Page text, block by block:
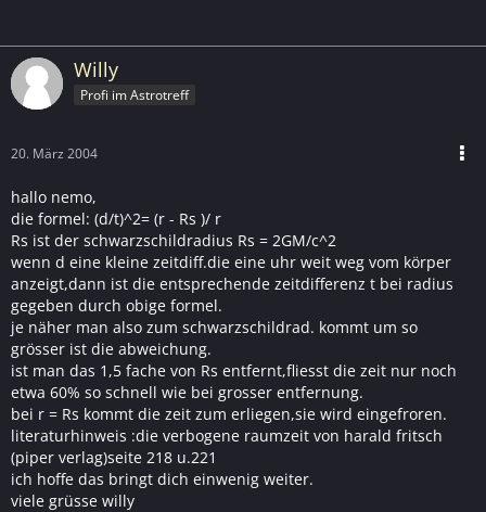
Willy
Profi im Astrotreff
20. März 2004
hallo nemo,
die formel: (d/t)^2= (r - Rs )/ r
Rs ist der schwarzschildradius Rs = 2GM/c^2
wenn d eine kleine zeitdiff.die eine uhr weit weg vom körper
anzeigt,dann ist die entsprechende zeitdifferenz t bei radius
gegeben durch obige formel.
je näher man also zum schwarzschildrad. kommt um so
grösser ist die abweichung.
ist man das 1,5 fache von Rs entfernt,fliesst die zeit nur noch
etwa 60% so schnell wie bei grosser entfernung.
bei r = Rs kommt die zeit zum erliegen,sie wird eingefroren.
literaturhinweis :die verbogene raumzeit von harald fritsch
(piper verlag)seite 218 u.221
ich hoffe das bringt dich einwenig weiter.
viele grüsse willy